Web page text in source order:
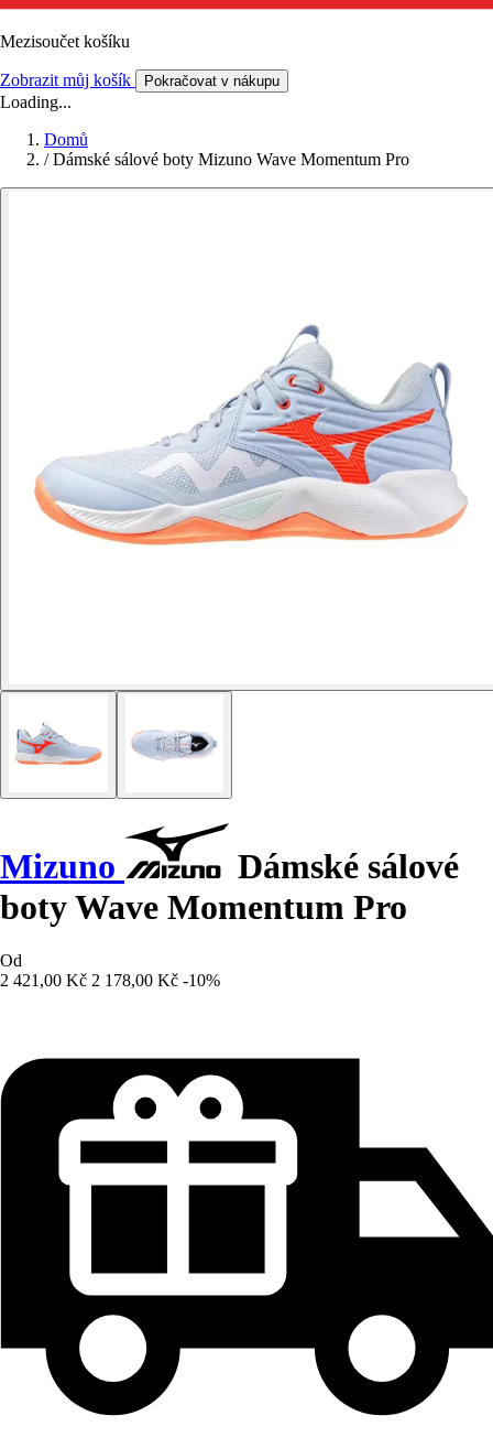
Mezisoučet košíku
Zobrazit můj košík Pokračovat v nákupu
Loading...
Domů
/ Dámské sálové boty Mizuno Wave Momentum Pro
Mizuno
Dámské sálové
boty Wave Momentum Pro
Od
2 421,00 Kč 2 178,00 Kč -10%